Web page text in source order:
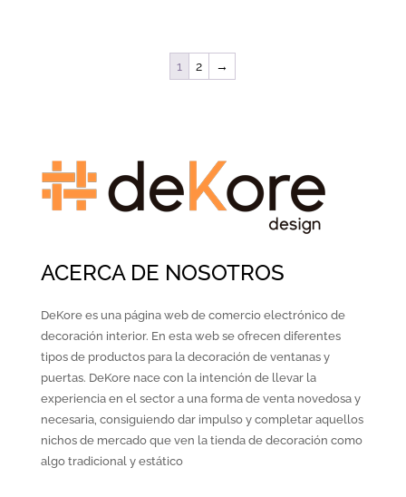
1 2 →
ACERCA DE NOSOTROS
DeKore es una página web de comercio electrónico de
decoración interior. En esta web se ofrecen diferentes
tipos de productos para la decoración de ventanas y
puertas. DeKore nace con la intención de llevar la
experiencia en el sector a una forma de venta novedosa y
necesaria, consiguiendo dar impulso y completar aquellos
nichos de mercado que ven la tienda de decoración como
algo tradicional y estático